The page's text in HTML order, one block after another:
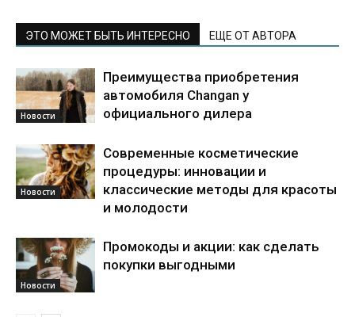
ЭТО МОЖЕТ БЫТЬ ИНТЕРЕСНО ЕЩЕ ОТ АВТОРА
Новости
Преимущества приобретения
автомобиля Changan у
официального дилера
Новости
Современные косметические
процедуры: инновации и
классические методы для красоты
и молодости
Новости
Промокоды и акции: как сделать
покупки выгодными